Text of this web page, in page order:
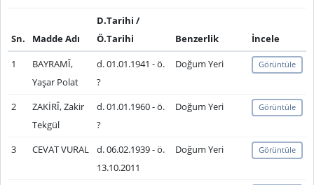
Sn. Madde Adı
D.Tarihi /
Ö.Tarihi
Benzerlik
İncele
1
BAYRAMÎ,
Yaşar Polat
d. 01.01.1941 - ö.
?
Doğum Yeri Görüntüle
2
ZAKİRÎ, Zakir
Tekgül
d. 01.01.1960 - ö.
?
Doğum Yeri Görüntüle
3 CEVAT VURAL
d. 06.02.1939 - ö.
13.10.2011
Doğum Yeri Görüntüle